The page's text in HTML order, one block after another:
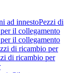
ad innestoPezzi di
il collegamento
il collegamento
di ricambio per
di ricambio per